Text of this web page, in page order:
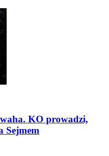
KO prowadzi,
Sejmem